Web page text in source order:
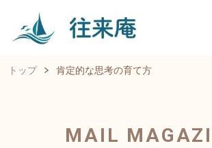
トップ 肯定的な思考の育て方
MAIL